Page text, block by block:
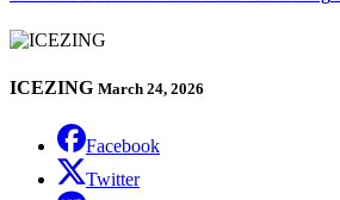
ICEZING March 24, 2026
Facebook
Twitter